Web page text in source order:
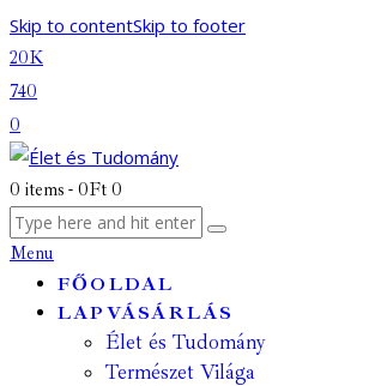
Skip to contentSkip to footer
20K
740
0
0 items - 0Ft 0
Menu
FŐOLDAL
LAPVÁSÁRLÁS
Élet és Tudomány
Természet Világa